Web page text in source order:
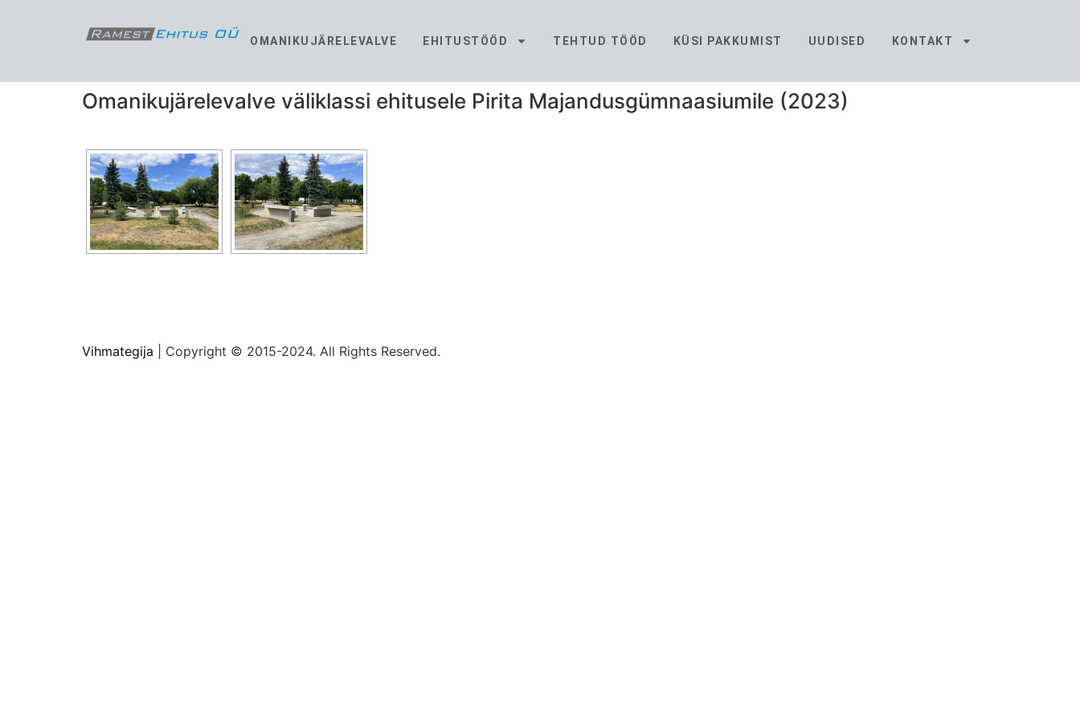
OMANIKUJÄRELEVALVE EHITUSTÖÖD TEHTUD TÖÖD KÜSI PAKKUMIST UUDISED KONTAKT
Omanikujärelevalve väliklassi ehitusele Pirita Majandusgümnaasiumile (2023)
Vihmategija | Copyright © 2015-2024. All Rights Reserved.